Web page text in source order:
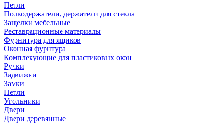
Петли
Полкодержатели, держатели для стекла
Защелки мебельные
Реставрационные материалы
Фурнитура для ящиков
Оконная фурнтура
Комплекующие для пластиковых окон
Ручки
Задвижки
Замки
Петли
Угольники
Двери
Двери деревянные